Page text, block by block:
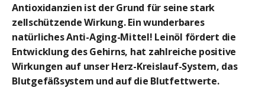
Antioxidanzien ist der Grund für seine stark
zellschützende Wirkung. Ein wunderbares
natürliches Anti-Aging-Mittel! Leinöl fördert die
Entwicklung des Gehirns, hat zahlreiche positive
Wirkungen auf unser Herz-Kreislauf-System, das
Blutgefäßsystem und auf die Blutfettwerte.